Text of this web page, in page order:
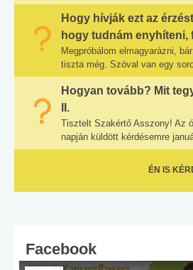
Hogy hívják ezt az
hogy tudnám enyhíteni,
Megpróbálom elmagyarázni,
tiszta még. Szóval van egy
Hogyan tovább? Mit
II.
Tisztelt Szakértő Asszony! Az
napján küldött kérdésemre
ÉN IS
Facebook